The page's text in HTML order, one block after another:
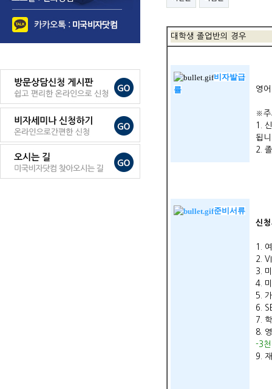
대학생 졸업반의 경우
비자발급
률
영
※
1.
됩
2.
준비서류
신
1.
2.
3.
4.
5.
6.
7.
8.
-3
9.